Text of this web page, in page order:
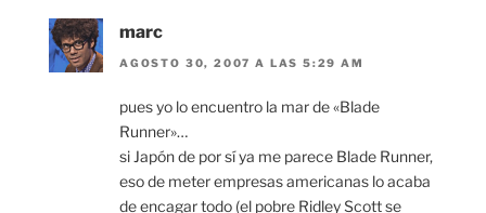
marc
AGOSTO 30, 2007 A LAS 5:29 AM
pues yo lo encuentro la mar de «Blade
Runner»…
si Japón de por sí ya me parece Blade Runner,
eso de meter empresas americanas lo acaba
de encagar todo (el pobre Ridley Scott se